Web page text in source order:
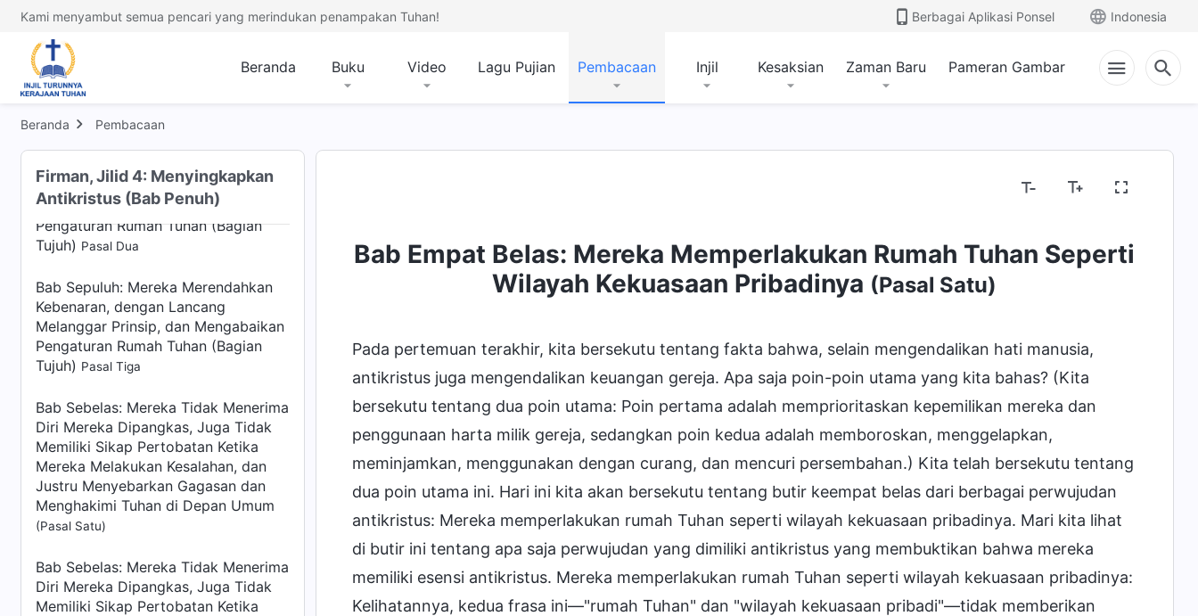
Kami menyambut semua pencari yang merindukan penampakan Tuhan! Berbagai Aplikasi Ponsel Indonesia
Beranda Buku Video Lagu Pujian Pembacaan Injil Kesaksian Zaman Baru Pameran Gambar
Beranda Pembacaan
Firman, Jilid 4: Menyingkapkan
Antikristus (Bab Penuh)
Bab Sepuluh: Mereka Merendahkan
Kebenaran, dengan Lancang
Melanggar Prinsip, dan Mengabaikan
Tujuh)Pasal Satu
Bab Sepuluh: Mereka Merendahkan
Kebenaran, dengan Lancang
Melanggar Prinsip, dan Mengabaikan
Pengaturan Rumah Tuhan (Bagian
Tujuh) Pasal Dua
Bab Sepuluh: Mereka Merendahkan
Kebenaran, dengan Lancang
Melanggar Prinsip, dan Mengabaikan
Pengaturan Rumah Tuhan (Bagian
Tujuh) Pasal Tiga
Bab Sebelas: Mereka Tidak Menerima
Diri Mereka Dipangkas, Juga Tidak
Memiliki Sikap Pertobatan Ketika
Mereka Melakukan Kesalahan, dan
Justru Menyebarkan Gagasan dan
Menghakimi Tuhan di Depan Umum
(Pasal Satu)
Bab Sebelas: Mereka Tidak Menerima
Diri Mereka Dipangkas, Juga Tidak
Memiliki Sikap Pertobatan Ketika
Bab Empat Belas: Mereka Memperlakukan Rumah Tuhan Seperti
Wilayah Kekuasaan Pribadinya (Pasal Satu)
Pada pertemuan terakhir, kita bersekutu tentang fakta bahwa, selain mengendalikan hati manusia,
antikristus juga mengendalikan keuangan gereja. Apa saja poin-poin utama yang kita bahas? (Kita
bersekutu tentang dua poin utama: Poin pertama adalah memprioritaskan kepemilikan mereka dan
penggunaan harta milik gereja, sedangkan poin kedua adalah memboroskan, menggelapkan,
meminjamkan, menggunakan dengan curang, dan mencuri persembahan.) Kita telah bersekutu tentang
dua poin utama ini. Hari ini kita akan bersekutu tentang butir keempat belas dari berbagai perwujudan
antikristus: Mereka memperlakukan rumah Tuhan seperti wilayah kekuasaan pribadinya. Mari kita lihat
di butir ini tentang apa saja perwujudan yang dimiliki antikristus yang membuktikan bahwa mereka
memiliki esensi antikristus. Mereka memperlakukan rumah Tuhan seperti wilayah kekuasaan pribadinya:
Kelihatannya, kedua frasa ini—"rumah Tuhan" dan "wilayah kekuasaan pribadi"—tidak memberikan